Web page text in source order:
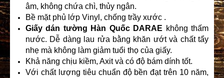
âm, không chứa chì, thủy ngân.
Bề mặt phủ lớp Vinyl, chống trầy xước .
Giấy dán tường Hàn QuốcDARAE không thấm
nước. Dễ dàng lau rửa bằng khăn ướt và chất tẩy
nhẹ mà không làm giảm tuổi thọ của giấy.
Khả năng chịu kiềm, Axit và có độ bám dính tốt.
Với chất lượng tiêu chuẩn độ bền đạt trên 10 năm,